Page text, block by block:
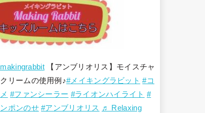
【アンブリオリス】モイスチャ
リームの使用例♪#メイキングラビット #コ
#ファンシーラー #ライオンハイライト #
ポンのせ #アンブリオリス ♬ Relaxing